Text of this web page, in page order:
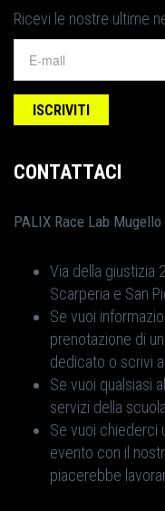
Ricevi le nostre ultime
CONTATTACI
PALIX Race Lab Mugello
Via della giustizia 2
Scarperia e San
Se vuoi
prenotazione di
dedicato o scrivi
Se vuoi qualsiasi
servizi della
Se vuoi chiederci
evento con il
piacerebbe